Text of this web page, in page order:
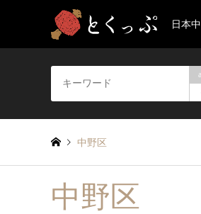
日本
中野区
中野区